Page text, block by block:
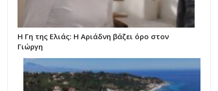
Η Γη της Ελιάς: Η Αριάδνη βάζει όρο στον
Γιώργη